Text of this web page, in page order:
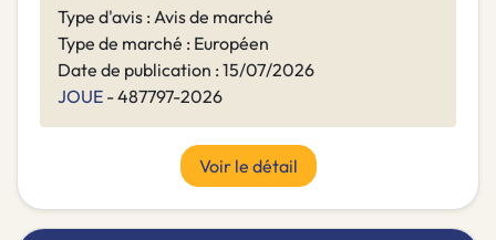
Type d'avis : Avis de marché
Type de marché : Européen
Date de publication : 15/07/2026
JOUE - 487797-2026
Voir le détail